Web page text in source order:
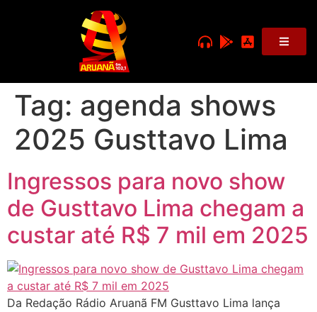
Tag: agenda shows
2025 Gusttavo Lima
Ingressos para novo show
de Gusttavo Lima chegam a
custar até R$ 7 mil em 2025
Da Redação Rádio Aruanã FM Gusttavo Lima lança